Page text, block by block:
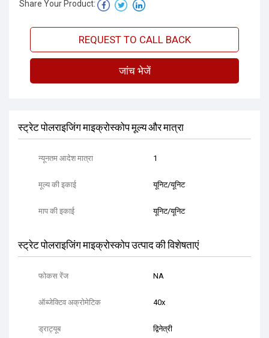
Share Your Product:
REQUEST TO CALL BACK
जांच भेजें
स्ट्रेट पोलराइजिंग माइक्रोस्कोप मूल्य और मात्रा
न्यूनतम आदेश मात्रा 1
मूल्य की इकाई यूनिट/यूनिट
माप की इकाई यूनिट/यूनिट
स्ट्रेट पोलराइजिंग माइक्रोस्कोप उत्पाद की विशेषताएं
फोकस रेंज NA
ऑब्जेक्टिव अक्रोमेटिक 40x
ड्राट्यूब द्विनेत्री